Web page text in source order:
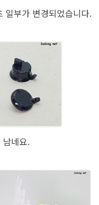
일부가 변경되었습니다.
남네요.